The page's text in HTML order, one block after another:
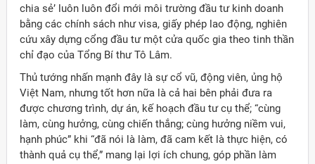
chia sẻ’ luôn luôn đổi mới môi trường đầu tư kinh doanh
bằng các chính sách như visa, giấy phép lao động, nghiên
cứu xây dựng cổng đầu tư một cửa quốc gia theo tinh thần
chỉ đạo của Tổng Bí thư Tô Lâm.
Thủ tướng nhấn mạnh đây là sự cổ vũ, động viên, ủng hộ
Việt Nam, nhưng tốt hơn nữa là cả hai bên phải đưa ra
được chương trình, dự án, kế hoạch đầu tư cụ thể; “cùng
làm, cùng hưởng, cùng chiến thắng; cùng hưởng niềm vui,
hạnh phúc” khi “đã nói là làm, đã cam kết là thực hiện, có
thành quả cụ thể,” mang lại lợi ích chung, góp phần làm